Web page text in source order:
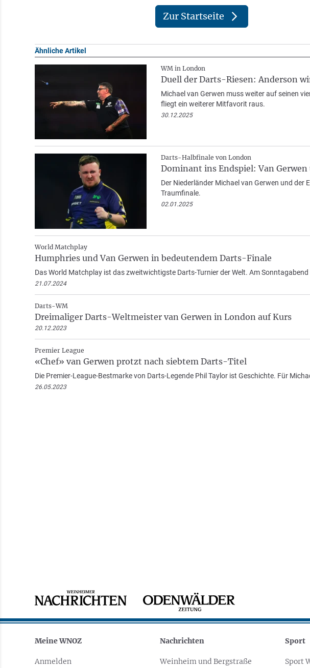
Zur Startseite
Ähnliche Artikel
WM in London
Duell der Darts-Riesen: Anderson
Michael van Gerwen muss weiter auf seinen
fliegt ein weiterer Mitfavorit raus.
30.12.2025
Darts-Halbfinale von London
Dominant ins Endspiel: Van
Der Niederländer Michael van Gerwen und der
Traumfinale.
02.01.2025
World Matchplay
Humphries und Van Gerwen in bedeutendem Darts-Finale
Das World Matchplay ist das zweitwichtigste Darts-Turnier der Welt. Am
21.07.2024
Darts-WM
Dreimaliger Darts-Weltmeister van Gerwen in London auf Kurs
20.12.2023
Premier League
«Chef» van Gerwen protzt nach siebtem Darts-Titel
Die Premier-League-Bestmarke von Darts-Legende Phil Taylor ist Geschichte. Für
26.05.2023
Meine WNOZ
Anmelden
Nachrichten
Weinheim und Bergstraße
Sport
Sport